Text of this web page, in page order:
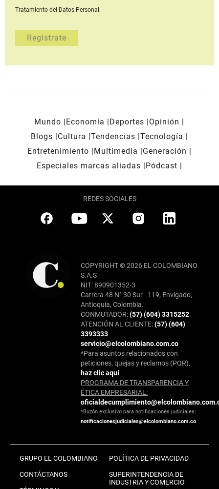
Tratamiento del Datos Personal.
Mundo Economía Deportes
Opinión
Blogs
Cultura Tendencias Tecnología
Entretenimiento
Multimedia
Generación
Especiales marcas aliadas
Pódcast
REDES SOCIALES
COPYRIGHT © 2026 EL COLOMBIANO
S.A.S
NIT: 890901352-3
Carrera 48 N° 30 Sur - 119, Envigado,
Antioquia, Colombia.
CONMUTADOR:(57) (604) 3315252
ATENCIÓN AL CLIENTE:(57) (604)
3393333
servicio@elcolombiano.com.co
*Para asuntos relacionados con
peticiones, quejas y reclamos (PQR),
haz clic aquí
PROGRAMA DE TRANSPARENCIA Y
ÉTICA EMPRESARIAL:
*Buzón exclusivo para notificaciones judiciales:
notificacionesjudiciales@elcolombiano.com.co
GRUPO EL COLOMBIANO
CONTÁCTANOS
POLÍTICA DE PRIVACIDAD
SUPERINTENDENCIA DE
INDUSTRIA Y COMERCIO